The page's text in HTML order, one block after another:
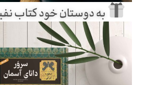
به دوستان خود کتاب